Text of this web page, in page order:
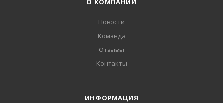
О КОМПАНИИ
Новости
Команда
Отзывы
Контакты
ИНФОРМАЦИЯ